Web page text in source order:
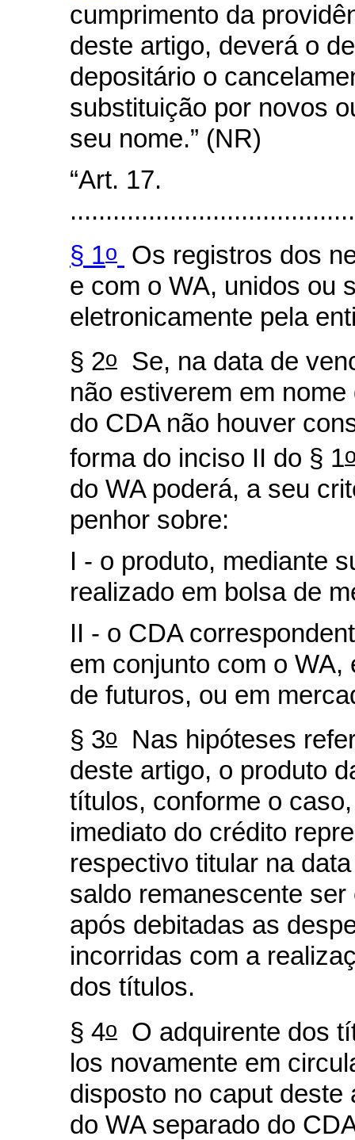
cumprimento da
deste artigo, deverá o
depositário o
substituição por novos
seu nome.” (NR)
“Art. 17.
§ 1o
Os registros dos
e com o WA, unidos ou
eletronicamente pela
§ 2o
Se, na data de
não estiverem em
do CDA não houver
forma do inciso II do § 1
do WA poderá, a seu
penhor sobre:
I - o produto, mediante
realizado em bolsa de
II - o CDA
em conjunto com o
de futuros, ou em
§ 3o
Nas hipóteses
deste artigo, o produto
títulos, conforme o
imediato do crédito
respectivo titular na
saldo remanescente
após debitadas as
incorridas com a
dos títulos.
§ 4o
O adquirente dos
los novamente em
disposto no caput deste
do WA separado do